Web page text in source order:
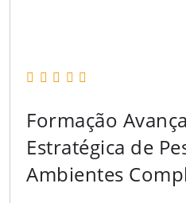
Formação
Estratégica de
Ambientes